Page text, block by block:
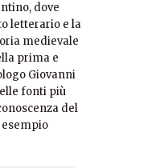
dove
letterario e la
medievale
prima e
Giovanni
fonti più
del
esempio